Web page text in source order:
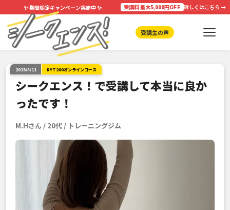
✨期間限定キャンペーン実施中✨ 受講料 最大5,000円OFF 詳しくはこちら →
受講生の声
2025/4/11 RYT200オンラインコース
シークエンス！で受講して本当に良か
ったです！
M.Hさん / 20代 / トレーニングジム